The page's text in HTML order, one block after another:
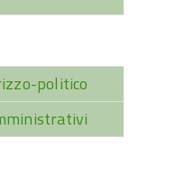
politico